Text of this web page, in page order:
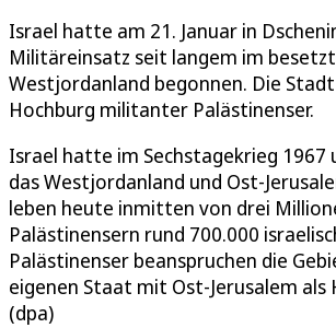
Israel hatte am 21. Januar in
Militäreinsatz seit langem im
Westjordanland begonnen. Die
Hochburg militanter Palästinenser.
Israel hatte im Sechstagekrieg 1967
das Westjordanland und Ost-
leben heute inmitten von drei
Palästinensern rund 700.000
Palästinenser beanspruchen die
eigenen Staat mit Ost-Jerusalem
(dpa)